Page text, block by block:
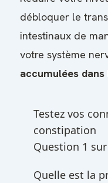
débloquer le
intestinaux de
votre système
accumulées
Testez vos
constipation
Question 1
Quelle est la